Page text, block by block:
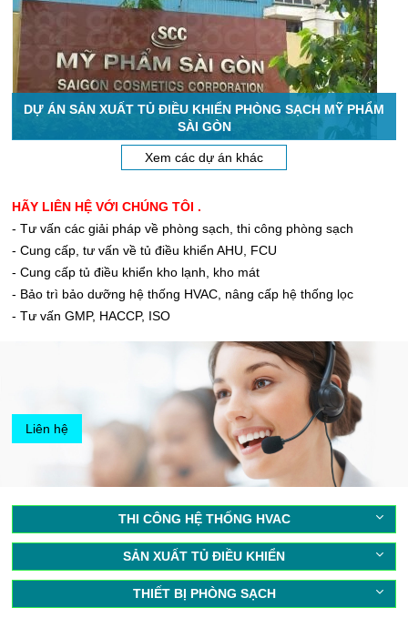
DỰ ÁN SẢN XUẤT TỦ ĐIỀU KHIỂN PHÒNG SẠCH MỸ PHẨM
SÀI GÒN
Xem các dự án khác
HÃY LIÊN HỆ VỚI CHÚNG TÔI .
- Tư vấn các giải pháp về phòng sạch, thi công phòng sạch
- Cung cấp, tư vấn về tủ điều khiển AHU, FCU
- Cung cấp tủ điều khiển kho lạnh, kho mát
- Bảo trì bảo dưỡng hệ thống HVAC, nâng cấp hệ thống lọc
- Tư vấn GMP, HACCP, ISO
Liên hệ
THI CÔNG HỆ THỐNG HVAC
SẢN XUẤT TỦ ĐIỀU KHIỂN
THIẾT BỊ PHÒNG SẠCH